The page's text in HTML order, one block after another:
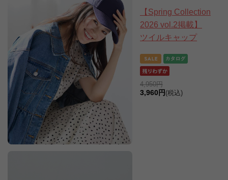
【Spring Collection
2026 vol.2掲載】
ツイルキャップ
4,950円
3,960円 (税込)